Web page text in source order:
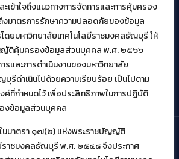
เข้าใจถึงแนวทางการจัดการและการคุ้มครอง
มาตรการรักษาความปลอดภัยของข้อมูล
ดยมหาวิทยาลัยเทคโนโลยีราชมงคลธัญบุรี ให้
ญัติคุ้มครองข้อมูลส่วนบุคคล พ.ศ. ๒๕๖๖
รและการดำเนินงานของมหาวิทยาลัย
บุรีดำเนินไปด้วยความเรียบร้อย เป็นไปตาม
ค์ที่กำหนดไว้ เพื่อประสิทธิภาพในการปฏิบัติ
งข้อมูลส่วนบุคคล
นมาตรา ๑๗(๒) แห่งพระราชบัญญัติ
ราชมงคลธัญบุรี พ.ศ. ๒๕๔๘ จึงประกาศ
ละพัฒนาผู้ประกอบการ SME โดย. มทร.ธัญบุรี
โยงเครือข่ายผู้ให้บริการเครื่องจักรกลทางการ
ารส่งเสริมการรแปรรูปสินค้าเกษตรระดับชุมชน
รรม
ศรษฐกิจและสังคมรายตำบลแบบบูรณาการ (1
การและเทคโนโลยีสารสนเทศ มหาวิทยาลัย